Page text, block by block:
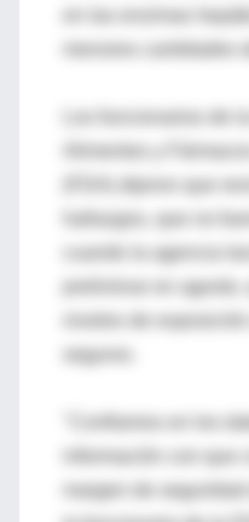
hallazgos, que no
cuando la agencia
preliminar en
seguros.
margen de